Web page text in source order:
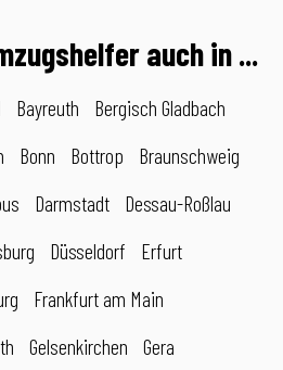
auch in ...
Bayreuth
Bergisch Gladbach
Bonn Bottrop
Braunschweig
Darmstadt
Dessau-Roßlau
Düsseldorf
Erfurt
Frankfurt am Main
Gelsenkirchen
Gera